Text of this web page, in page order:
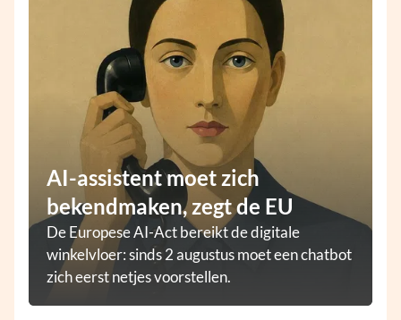
AI-assistent moet zich
bekendmaken, zegt de EU
De Europese AI-Act bereikt de digitale
winkelvloer: sinds 2 augustus moet een chatbot
zich eerst netjes voorstellen.